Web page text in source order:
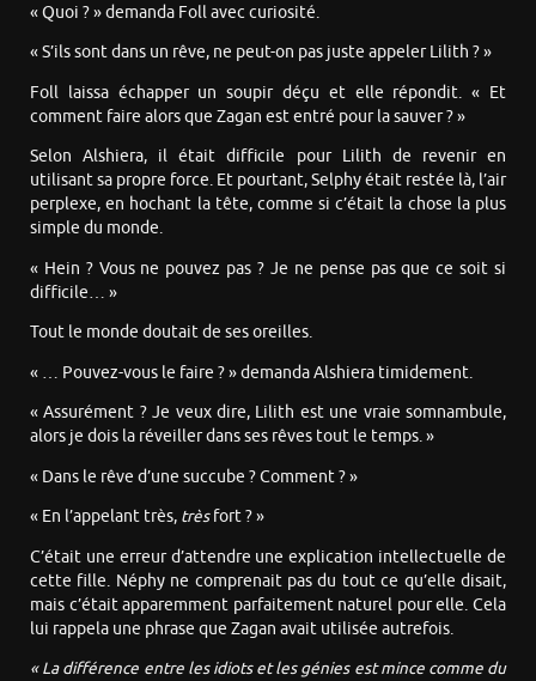
« Quoi ? » demanda Foll avec curiosité.
« S’ils sont dans un rêve, ne peut-on pas juste appeler Lilith ? »
Foll laissa échapper un soupir déçu et elle répondit. « Et
comment faire alors que Zagan est entré pour la sauver ? »
Selon Alshiera, il était difficile pour Lilith de revenir en
utilisant sa propre force. Et pourtant, Selphy était restée là, l’air
perplexe, en hochant la tête, comme si c’était la chose la plus
simple du monde.
« Hein ? Vous ne pouvez pas ? Je ne pense pas que ce soit si
difficile… »
Tout le monde doutait de ses oreilles.
« … Pouvez-vous le faire ? » demanda Alshiera timidement.
« Assurément ? Je veux dire, Lilith est une vraie somnambule,
alors je dois la réveiller dans ses rêves tout le temps. »
« Dans le rêve d’une succube ? Comment ? »
« En l’appelant très, trèsfort ? »
C’était une erreur d’attendre une explication intellectuelle de
cette fille. Néphy ne comprenait pas du tout ce qu’elle disait,
mais c’était apparemment parfaitement naturel pour elle. Cela
lui rappela une phrase que Zagan avait utilisée autrefois.
« La différence entre les idiots et les génies est mince comme du